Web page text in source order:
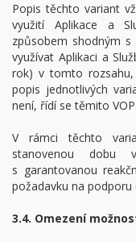
Popis těchto variant
využití Aplikace a
způsobem shodným
využívat Aplikaci a
rok) v tomto rozsahu,
popis jednotlivých
není, řídí se těmito VOP.
V rámci těchto
stanovenou dobu
s garantovanou
požadavku na
3.4. Omezení